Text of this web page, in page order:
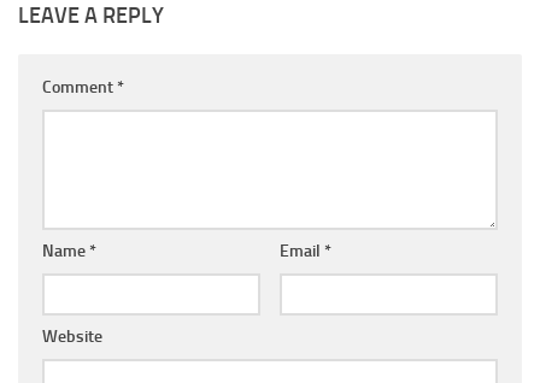
LEAVE A REPLY
Comment *
Name * Email *
Website